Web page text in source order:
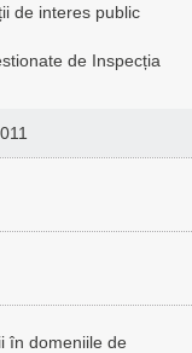
de interes public
de Inspecția
în domeniile de